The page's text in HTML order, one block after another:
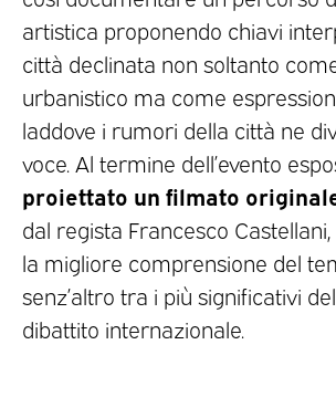
artistica proponendo chiavi
città declinata non soltanto
urbanistico ma come
laddove i rumori della città ne
voce. Al termine dell’evento
proiettato un filmato
dal regista Francesco
la migliore comprensione del
senz’altro tra i più significativi
dibattito internazionale.